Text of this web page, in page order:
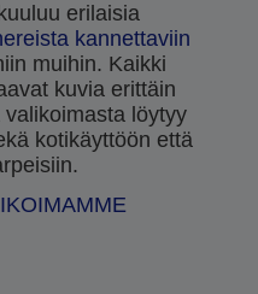
erilaisia
kannettaviin
muihin. Kaikki
kuvia erittäin
löytyy
kotikäyttöön että